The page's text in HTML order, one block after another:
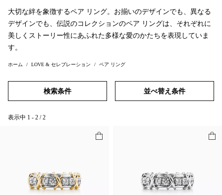
大切な絆を象徴するペア リング。お揃いのデザインでも、異なる
デザインでも、伝説のコレクションのペア リングは、それぞれに
美しくストーリー性にあふれた多様な愛のかたちを表現していま
す。
ホーム LOVE & セレブレーション ペア リング
検索条件 並べ替え条件
表示中 1 - 2 / 2